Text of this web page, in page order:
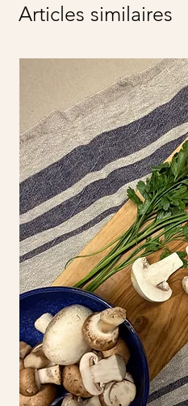
Articles similaires